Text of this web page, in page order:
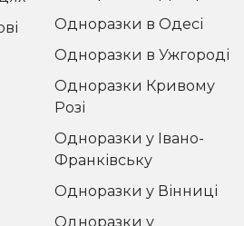
Одноразки в Одесі
Одноразки в Ужгороді
Одноразки Кривому
Розі
Одноразки у Івано-
Франківську
Одноразки у Вінниці
Одноразки у